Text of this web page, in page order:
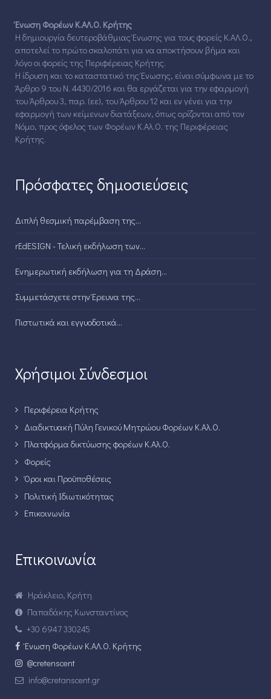
Ένωση Φορέων Κ.ΑΛ.Ο. Κρήτης
Η δημιουργία δευτεροβάθμιας Ένωσης για τους φορείς Κ.ΑΛ.Ο.,
αποτελεί το πρώτο σκαλοπάτι για να αποκτήσουν βήμα και
λόγο οι φορείς της Περιφέρειας Κρήτης.
Η ίδρυση και το καταστατικό της Ένωσης, είναι σύμφωνα με το
Άρθρο 9 του Ν. 4430/2016 και θα εργάζεται για την εφαρμογή
του Άρθρου 3, παρ. (εε), του Άρθρου 12 και εν γένει για την
εφαρμογή των κείμενων διατάξεων, όπως ορίζονται από τον
Νόμο, προς όφελος των Φορέων Κ.Αλ.Ο. της Περιφέρειας
Κρήτης.
Πρόσφατες δημοσιεύσεις
Διπλή θεσμική παρέμβαση της...
rEdESIGN - Τελική εκδήλωση των...
Ενημερωτική εκδήλωση για τη Δράση...
Συμμετάσχετε στην Έρευνα της...
Πιστωτικά και εγγυοδοτικά...
Χρήσιμοι Σύνδεσμοι
Περιφέρεια Κρήτης
Διαδικτυακή Πύλη Γενικού Μητρώου Φορέων Κ.Αλ.Ο.
Πλατφόρμα δικτύωσης φορέων Κ.Αλ.Ο.
Φορείς
Όροι και Προϋποθέσεις
Πολιτική Ιδιωτικότητας
Επικοινωνία
Επικοινωνία
Ηράκλειο, Κρήτη
Παπαδάκης Κωνσταντίνος
+30 6947 330245
Ένωση Φορέων Κ.ΑΛ.Ο. Κρήτης
@cretenscent
info@cretanscent.gr